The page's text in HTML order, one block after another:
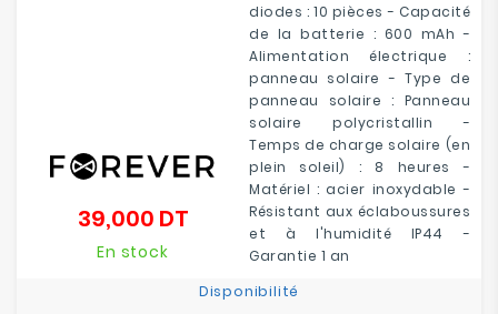
diodes : 10 pièces - Capacité
de la batterie : 600 mAh -
Alimentation électrique :
panneau solaire - Type de
panneau solaire : Panneau
solaire polycristallin -
Temps de charge solaire (en
plein soleil) : 8 heures -
Matériel : acier inoxydable -
Résistant aux éclaboussures
et à l'humidité IP44 -
Garantie 1 an
39,000 DTPrix
En stock
Disponibilité